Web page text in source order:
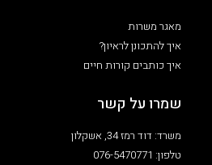
מאגר משרות
איך להתכונן לראיון?
איך כותבים קורות חיים
שמרו על קשר
משרד: דוד רמז 34, אשקלון
טלפון: 076-5470771